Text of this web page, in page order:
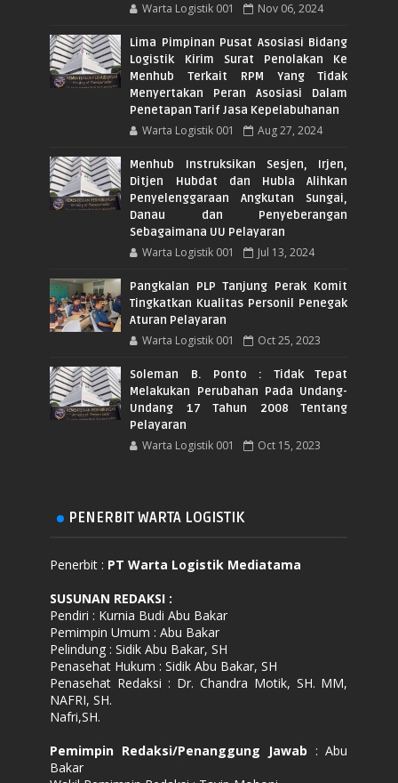
Warta Logistik 001 Nov 06, 2024
Lima Pimpinan Pusat Asosiasi Bidang
Logistik Kirim Surat Penolakan Ke
Menhub Terkait RPM Yang Tidak
Menyertakan Peran Asosiasi Dalam
Penetapan Tarif Jasa Kepelabuhanan
Warta Logistik 001 Aug 27, 2024
Menhub Instruksikan Sesjen, Irjen,
Ditjen Hubdat dan Hubla Alihkan
Penyelenggaraan Angkutan Sungai,
Danau dan Penyeberangan
Sebagaimana UU Pelayaran
Warta Logistik 001 Jul 13, 2024
Pangkalan PLP Tanjung Perak Komit
Tingkatkan Kualitas Personil Penegak
Aturan Pelayaran
Warta Logistik 001 Oct 25, 2023
Soleman B. Ponto : Tidak Tepat
Melakukan Perubahan Pada Undang-
Undang 17 Tahun 2008 Tentang
Pelayaran
Warta Logistik 001 Oct 15, 2023
PENERBIT WARTA LOGISTIK
Penerbit : PT Warta Logistik Mediatama
SUSUNAN REDAKSI :
Pendiri : Kurnia Budi Abu Bakar
Pemimpin Umum : Abu Bakar
Pelindung : Sidik Abu Bakar, SH
Penasehat Hukum : Sidik Abu Bakar, SH
Penasehat Redaksi : Dr. Chandra Motik, SH. MM,
NAFRI, SH.
Nafri,SH.
Pemimpin Redaksi/Penanggung Jawab : Abu
Bakar